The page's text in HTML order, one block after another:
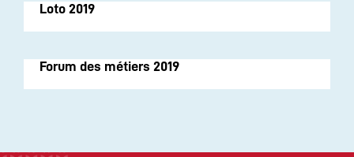
Loto 2019
Forum des métiers 2019